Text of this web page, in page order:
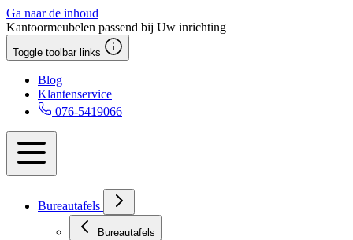
Ga naar de inhoud
Kantoormeubelen passend bij Uw inrichting
Toggle toolbar links
Blog
Klantenservice
076-5419066
Bureautafels
Bureautafels